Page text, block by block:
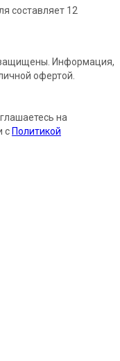
составляет 12
Информация,
офертой.
на
с Политикой